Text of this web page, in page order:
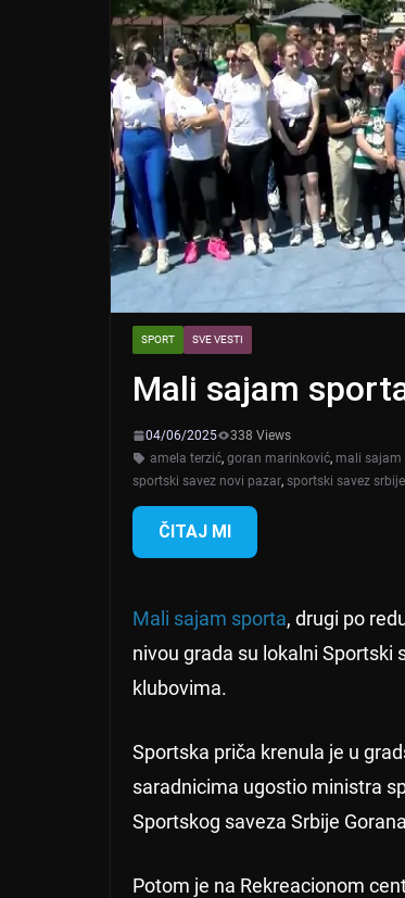
SPORT SVE VESTI
Mali sajam
04/06/2025
338 Views
amela terzić, goran marinković, mali sajam
sportski savez novi pazar, sportski savez srbije
ČITAJ MI
Mali sajam sporta, drugi po
nivou grada su lokalni Sportski
klubovima.
Sportska priča krenula je u
saradnicima ugostio ministra
Sportskog saveza Srbije
Potom je na Rekreacionom